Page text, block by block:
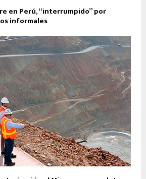
en Perú, “interrumpido” por
informales